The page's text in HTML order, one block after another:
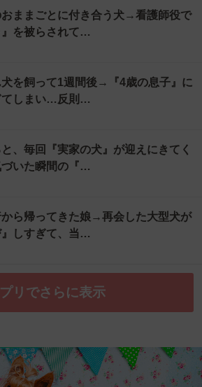
ままごとに付き合う犬→看護師役で
』を被らされて…
を飼って1週間後→『4歳の息子』に
てしまい…反則…
、毎回『実家の犬』が迎えにきてく
いた瞬間の『…
ら帰ってきた娘→再会した大型犬が
』しすぎて、当…
リでさらに表示